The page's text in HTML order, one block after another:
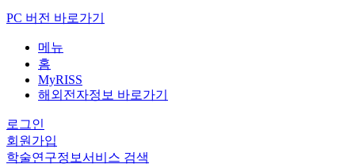
PC 버전 바로가기
메뉴
홈
MyRISS
해외전자정보 바로가기
로그인
회원가입
학술연구정보서비스 검색